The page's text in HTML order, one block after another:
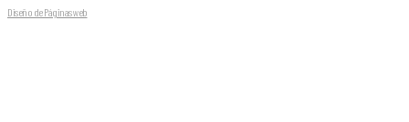
Diseño de Páginas web